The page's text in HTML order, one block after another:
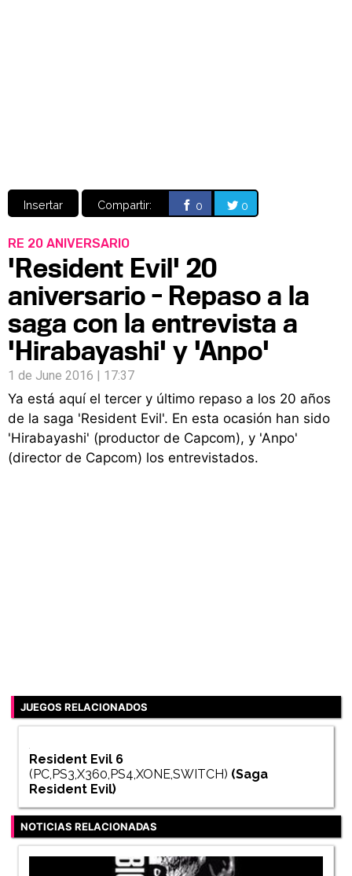
Insertar Compartir: 0 0
RE 20 ANIVERSARIO
'Resident Evil' 20
aniversario - Repaso a la
saga con la entrevista a
'Hirabayashi' y 'Anpo'
1 de June 2016 | 17:37
Ya está aquí el tercer y último repaso a los 20 años
de la saga 'Resident Evil'. En esta ocasión han sido
'Hirabayashi' (productor de Capcom), y 'Anpo'
(director de Capcom) los entrevistados.
JUEGOS RELACIONADOS
Resident Evil 6
(PC,PS3,X360,PS4,XONE,SWITCH) (Saga
Resident Evil)
NOTICIAS RELACIONADAS